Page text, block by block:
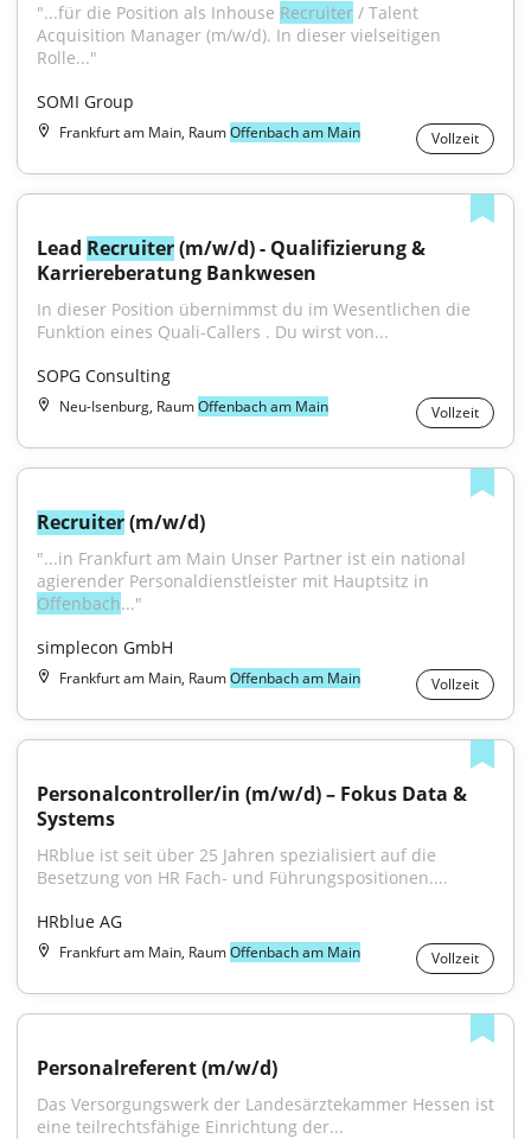
"...für die Position als Inhouse Recruiter / Talent
Acquisition Manager (m/w/d). In dieser vielseitigen
Rolle..."
SOMI Group
Frankfurt am Main, RaumOffenbach am Main Vollzeit
Lead Recruiter (m/w/d) - Qualifizierung &
Karriereberatung Bankwesen
In dieser Position übernimmst du im Wesentlichen die
Funktion eines Quali-Callers . Du wirst von...
SOPG Consulting
Neu-Isenburg, RaumOffenbach am Main Vollzeit
Recruiter (m/w/d)
"...in Frankfurt am Main Unser Partner ist ein national
Offenbach..."
simplecon GmbH
Frankfurt am Main, RaumOffenbach am Main Vollzeit
Personalcontroller/in (m/w/d) – Fokus Data &
Systems
HRblue ist seit über 25 Jahren spezialisiert auf die
Besetzung von HR Fach- und Führungspositionen....
HRblue AG
Frankfurt am Main, RaumOffenbach am Main Vollzeit
Personalreferent (m/w/d)
Das Versorgungswerk der Landesärztekammer Hessen ist
eine teilrechtsfähige Einrichtung der...